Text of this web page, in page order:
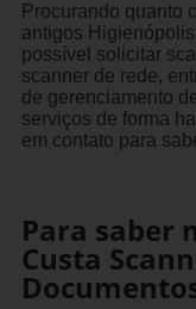
Procurando quanto
antigos
possível solicitar
scanner de rede,
de gerenciamento
serviços de forma
em contato para
Para saber
Custa